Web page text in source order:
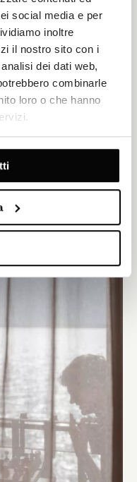
social media e per
inoltre
il nostro sito con i
dei dati web,
combinarle
loro o che hanno
ELEGANTE
anni '20, dove sapori
senza tempo.